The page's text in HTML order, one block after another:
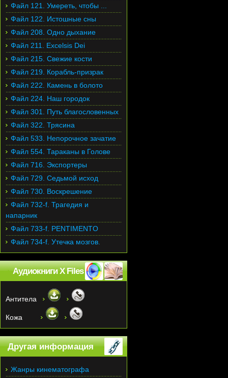
Файл 121. Умереть, чтобы ...
Файл 122. Истошные сны
Файл 208. Одно дыхание
Файл 211. Excelsis Dei
Файл 215. Свежие кости
Файл 219. Корабль-призрак
Файл 222. Камень в болото
Файл 224. Наш городок
Файл 301. Путь благословенных
Файл 322. Трясина
Файл 533. Непорочное зачатие
Файл 554. Тараканы в Голове
Файл 716. Экспортеры
Файл 729. Седьмой исход
Файл 730. Воскрешение
Файл 732-f. Трагедия и
напарник
Файл 733-f. PENTIMENTO
Файл 734-f. Утечка мозгов.
Аудиокниги X Files
Антитела
Кожа
Другая информация
Жанры кинематографа